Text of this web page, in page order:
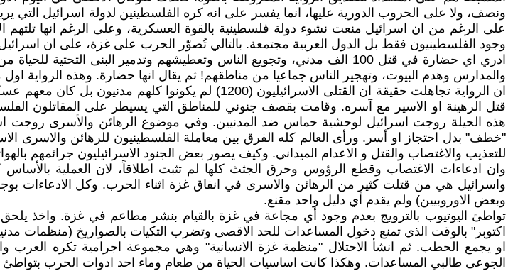
ونصف، ولا على الحروب الدورية عليها، انما يفسر على انه كره الفلسطينين لدولة اسرائيل
على الرغم من ان اسرائيل منعت نشوء دولة فلسطينية بالقوة العسكرية، وعلى الرغم انها تلتهم
وجود الفلسطينيون فقط بل الدول العربية مجتمعة. بالتالي تُصوّر الحرب على غزة، على ان
ادري اي حضارة في قتل 100 الف مدني، وتجويع الناس وتعطيشهم وتدمير
والمدارس وهدم البيوت، وتهجير الناس جماعيا من مناطقهم! ثم يقال انها حضارة. وهذه الرواية اول
ان الرواية تجاهلت حقيقة ان القتلى الاسرائيليون (1200)
قتل الرهينة او الاسير مع آسره. وقامت بقصف جنوني للمناطق التي يسيطر على المقاتلون
هذه الحيلة روجت اسرائيل لوحشية حماس ضد المدنيين. وفي موضوع الرهائن والأسرى
"خطف" بدل احتجاز او أسر. ورأى العالم كله الفرق بين معاملة الفلسطينيون للرهائن والاسرى
للتعذيب والاغتصاب والقتل و الاعدام الميداني. وكيف يصور بعض الجنود الاسرائيليون جرائمهم
وان ادعاءات الاغتصاب وقطع الرؤوس وحرق الجثث كلها لم تثبت اطلاقاً، لان العملية
واسرائيل هي من قتلت كثير من الرهائن والاسرى في انفاق غزة اثناء الحرب. وكل الادعاءات
وبعض الاوروبيين) ولم يقدم أي دليل واحد مقنع.
تواطئ اليوتيوب بالترويج بعدم وجود أي مجاعة في غزة بالقيام بنشر مطاعم في غزة. واخذ
اكتوبر" بالوقت الذي تمنع دخول المساعدات للحد الاقصى وتضرب التكيات بالصواريخ (منظمات
او يجمع الحطب. ثم انشأ الاحتلال "منظمة غزة الانسانية" وهي مجموعة اجرامية تكره العرب
الجوعى طالبي المساعدات. وهكذا كانت اساسيات الحياة من طعام وماء احد ادوات الحرب